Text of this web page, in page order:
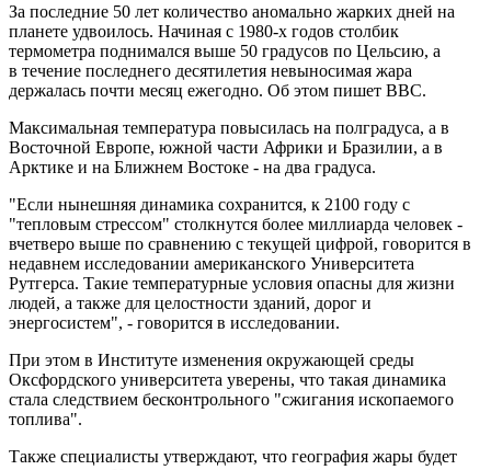
За последние 50 лет количество аномально жарких дней на
планете удвоилось. Начиная с 1980-х годов столбик
термометра поднимался выше 50 градусов по Цельсию, а
в течение последнего десятилетия невыносимая жара
держалась почти месяц ежегодно. Об этом пишет ВВС.
Максимальная температура повысилась на полградуса, а в
Восточной Европе, южной части Африки и Бразилии, а в
Арктике и на Ближнем Востоке - на два градуса.
"Если нынешняя динамика сохранится, к 2100 году с
"тепловым стрессом" столкнутся более миллиарда человек -
вчетверо выше по сравнению с текущей цифрой, говорится в
недавнем исследовании американского Университета
Рутгерса. Такие температурные условия опасны для жизни
людей, а также для целостности зданий, дорог и
энергосистем", - говорится в исследовании.
При этом в Институте изменения окружающей среды
Оксфордского университета уверены, что такая динамика
стала следствием бесконтрольного "сжигания ископаемого
топлива".
Также специалисты утверждают, что география жары будет